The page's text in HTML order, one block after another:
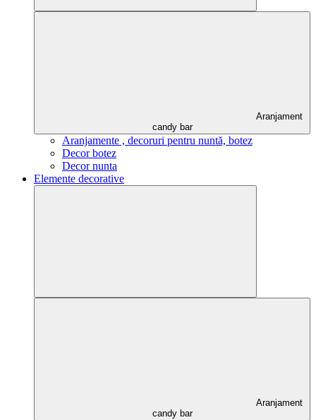
Aranjament
candy bar
Aranjamente , decoruri pentru nuntă, botez
Decor botez
Decor nunta
Elemente decorative
Aranjament
candy bar